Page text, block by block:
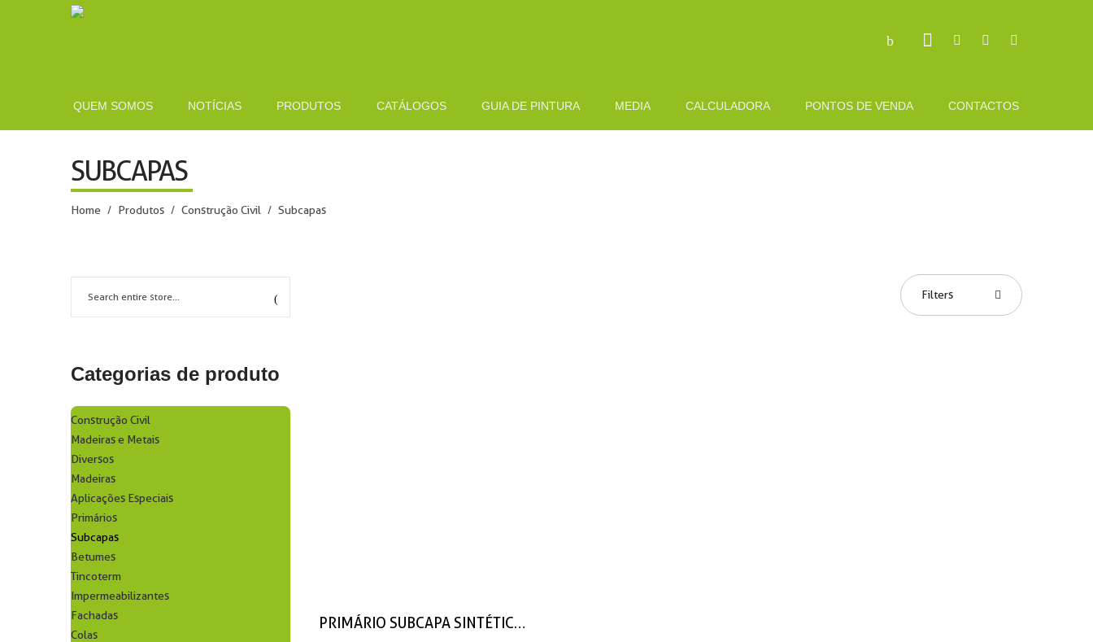
QUEM SOMOS NOTÍCIAS PRODUTOS CATÁLOGOS GUIA DE PINTURA MEDIA CALCULADORA PONTOS DE VENDA CONTACTOS
SUBCAPAS
Home / Produtos / Construção Civil / Subcapas
Filters
PRIMÁRIO SUBCAPA SINTÉTICO MADEIRA
Categorias de produto
Construção Civil
Madeiras e Metais
Diversos
Madeiras
Aplicações Especiais
Primários
Subcapas
Betumes
Tincoterm
Impermeabilizantes
Fachadas
Colas